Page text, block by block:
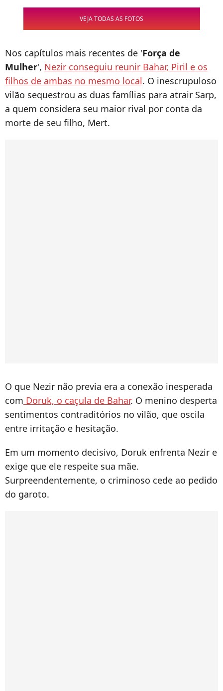
VEJA TODAS AS FOTOS
Nos capítulos mais recentes de 'Força de
Mulher', Nezir conseguiu reunir Bahar, Piril e os
filhos de ambas no mesmo local. O inescrupuloso
vilão sequestrou as duas famílias para atrair Sarp,
a quem considera seu maior rival por conta da
morte de seu filho, Mert.
O que Nezir não previa era a conexão inesperada
com Doruk, o caçula de Bahar. O menino desperta
sentimentos contraditórios no vilão, que oscila
entre irritação e hesitação.
Em um momento decisivo, Doruk enfrenta Nezir e
exige que ele respeite sua mãe.
Surpreendentemente, o criminoso cede ao pedido
do garoto.